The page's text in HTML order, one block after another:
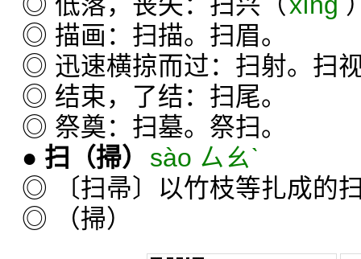
◎ 描画：扫描。扫眉。
◎ 迅速横掠而过：扫射。扫
◎ 结束，了结：扫尾。
◎ 祭奠：扫墓。祭扫。
● 扫 （掃）
sào ㄙㄠˋ
◎ 〔扫帚〕以竹枝等扎成的
◎ （掃）